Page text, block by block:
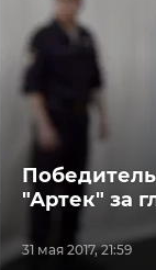
31 мая 2017, 21:59
"Артек" за